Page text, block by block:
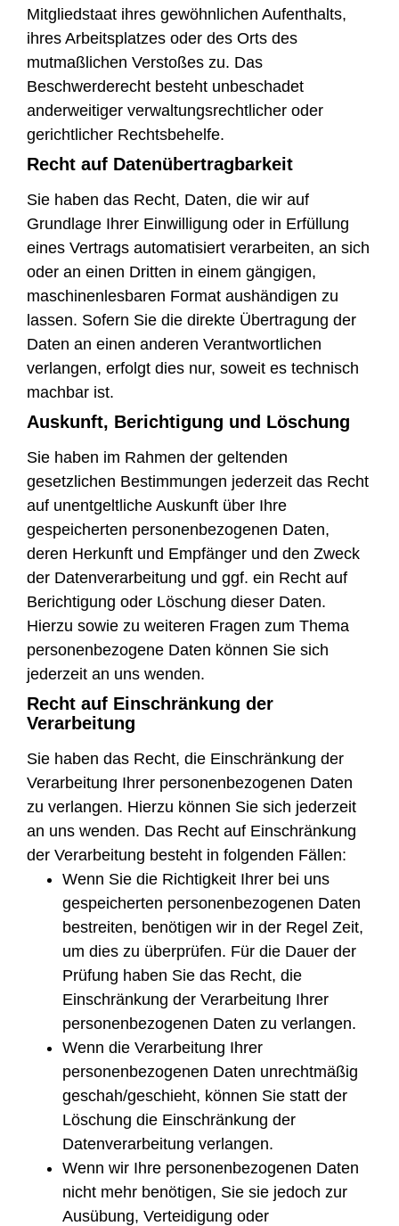
Mitgliedstaat ihres gewöhnlichen Aufenthalts,
ihres Arbeitsplatzes oder des Orts des
mutmaßlichen Verstoßes zu. Das
Beschwerderecht besteht unbeschadet
anderweitiger verwaltungsrechtlicher oder
gerichtlicher Rechtsbehelfe.
Recht auf Daten­übertrag­barkeit
Sie haben das Recht, Daten, die wir auf
Grundlage Ihrer Einwilligung oder in Erfüllung
eines Vertrags automatisiert verarbeiten, an sich
oder an einen Dritten in einem gängigen,
maschinenlesbaren Format aushändigen zu
lassen. Sofern Sie die direkte Übertragung der
Daten an einen anderen Verantwortlichen
verlangen, erfolgt dies nur, soweit es technisch
machbar ist.
Auskunft, Berichtigung und Löschung
Sie haben im Rahmen der geltenden
gesetzlichen Bestimmungen jederzeit das Recht
auf unentgeltliche Auskunft über Ihre
gespeicherten personenbezogenen Daten,
deren Herkunft und Empfänger und den Zweck
der Datenverarbeitung und ggf. ein Recht auf
Berichtigung oder Löschung dieser Daten.
Hierzu sowie zu weiteren Fragen zum Thema
personenbezogene Daten können Sie sich
jederzeit an uns wenden.
Recht auf Einschränkung der
Verarbeitung
Sie haben das Recht, die Einschränkung der
Verarbeitung Ihrer personenbezogenen Daten
zu verlangen. Hierzu können Sie sich jederzeit
an uns wenden. Das Recht auf Einschränkung
der Verarbeitung besteht in folgenden Fällen:
Wenn Sie die Richtigkeit Ihrer bei uns
gespeicherten personenbezogenen Daten
bestreiten, benötigen wir in der Regel Zeit,
um dies zu überprüfen. Für die Dauer der
Prüfung haben Sie das Recht, die
Einschränkung der Verarbeitung Ihrer
personenbezogenen Daten zu verlangen.
Wenn die Verarbeitung Ihrer
personenbezogenen Daten unrechtmäßig
geschah/geschieht, können Sie statt der
Löschung die Einschränkung der
Datenverarbeitung verlangen.
Wenn wir Ihre personenbezogenen Daten
nicht mehr benötigen, Sie sie jedoch zur
Ausübung, Verteidigung oder